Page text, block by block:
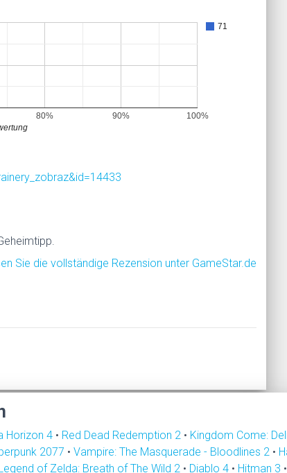
71
80% 90% 100%
Sie die vollständige Rezension unter GameStar.de
Horizon 4 • Red Dead Redemption 2 • Kingdom Come:
2077 • Vampire: The Masquerade - Bloodlines 2 •
of Zelda: Breath of The Wild 2 • Diablo 4 • Hitman 3 •